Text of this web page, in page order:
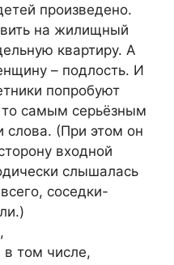
произведено.
на жилищный
квартиру. А
– подлость. И
попробуют
то самым серьёзным
слова. (При этом он
входной
слышалась
соседки-
том числе,